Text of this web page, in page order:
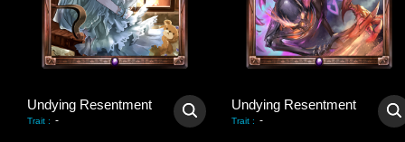
Undying Resentment
Trait : -
Undying Resentment
Trait : -